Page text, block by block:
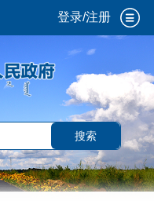
登录/注册
搜索